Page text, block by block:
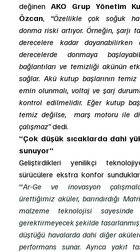
değinen AKO Grup Yönetim
Özcan, “Özellikle çok soğuk
donma riski artıyor. Örneğin, şarjı
derecelere kadar
derecelerde donmaya
bağlantıları ve temizliği akünün
sağlar. Akü kutup başlarının temiz
emin olunmalı, voltaj ve şarj
kontrol edilmelidir. Eğer kutup
temiz değilse,  marş motoru ile
çalışmaz” dedi.
“Çok düşük sıcaklarda dahi
sunuyor”
Geliştirdikleri yenilikçi
sürücülere ekstra konfor
“Ar-Ge ve inovasyon
ürettiğimiz aküler, barındırdığı
malzeme teknolojisi
gerektirmeyecek şekilde
düştüğü havalarda dahi diğer
performans sunar. Ayrıca yakıt